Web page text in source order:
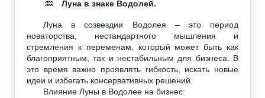
♒ Луна в знаке Водолей.
Луна в созвездии Водолея – это период
новаторства, нестандартного мышления и
стремления к переменам, который может быть как
благоприятным, так и нестабильным для бизнеса. В
это время важно проявлять гибкость, искать новые
идеи и избегать консервативных решений.
Влияние Луны в Водолее на бизнес: